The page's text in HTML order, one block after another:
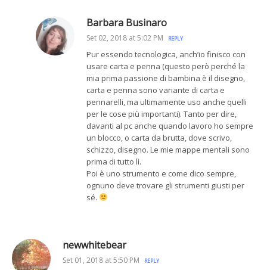
Barbara Businaro
Set 02, 2018 at 5:02 PM REPLY
Pur essendo tecnologica, anch’io finisco con
usare carta e penna (questo però perché la
mia prima passione di bambina è il disegno,
carta e penna sono variante di carta e
pennarelli, ma ultimamente uso anche quelli
per le cose più importanti). Tanto per dire,
davanti al pc anche quando lavoro ho sempre
un blocco, o carta da brutta, dove scrivo,
schizzo, disegno. Le mie mappe mentali sono
prima di tutto lì.
Poi è uno strumento e come dico sempre,
ognuno deve trovare gli strumenti giusti per
sé.
newwhitebear
Set 01, 2018 at 5:50 PM REPLY